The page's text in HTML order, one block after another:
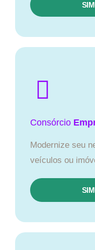
Consórcio
Modernize seu
veículos ou